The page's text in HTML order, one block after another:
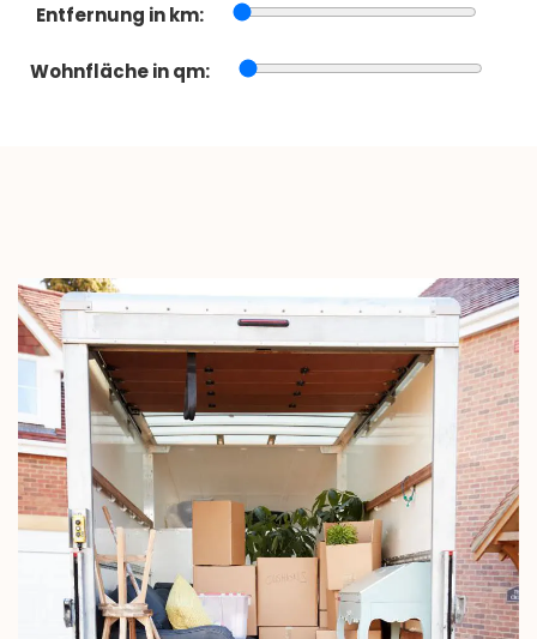
Entfernung in km:
Wohnfläche in qm: